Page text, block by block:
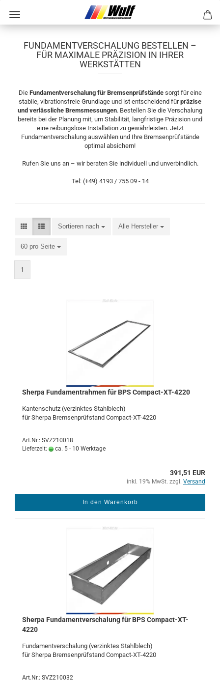
FUNDAMENTVERSCHALUNG BESTELLEN –
FÜR MAXIMALE PRÄZISION IN IHRER
WERKSTÄTTEN
Die Fundamentverschalung für Bremsenprüfständesorgt für eine
stabile, vibrationsfreie Grundlage und ist entscheidend fürpräzise
und verlässliche Bremsmessungen. Bestellen Sie die Verschalung
bereits bei der Planung mit, um Stabilität, langfristige Präzision und
eine reibungslose Installation zu gewährleisten. Jetzt
Fundamentverschalung auswählen und Ihre Bremsenprüfstände
optimal absichern!
Rufen Sie uns an – wir beraten Sie individuell und unverbindlich.
Tel: (+49) 4193 / 755 09 - 14
Sortieren nach Alle Hersteller
60 pro Seite
1
Sher­pa Fun­da­m­ent­rah­men für BPS Compact-​​XT-​4220
Kan­ten­schutz (ver­zink­tes Stahl­blech)
für Sher­pa Brem­sen­prüf­stand Compact-​XT-4220
Art.Nr.: SVZ210018
Lieferzeit:
ca. 5 - 10 Werktage
391,51 EUR
inkl. 19% MwSt. zzgl. Versand
In den Warenkorb
Sher­pa Fun­da­ment­ver­scha­lung für BPS Compact-​​XT-​
4220
Fun­da­ment­ver­scha­lung (ver­zink­tes Stahl­blech)
für Sher­pa Brem­sen­prüf­stand Compact-​XT-4220
Art.Nr.: SVZ210032